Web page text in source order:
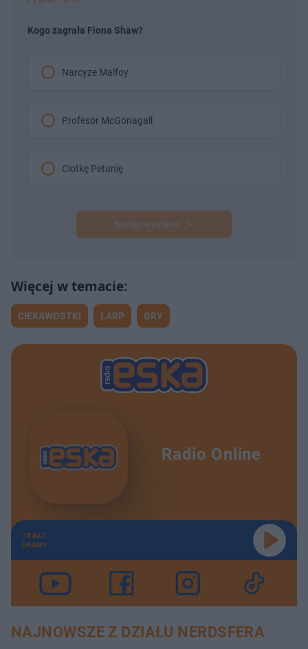
Kogo zagrała Fiona Shaw?
Narcyze Malfoy
Profesor McGonagall
Ciotkę Petunię
Następne pytanie
CIEKAWOSTKI LARP GRY
Radio Online
TERAZ
GRAMY
NAJNOWSZE Z DZIAŁU NERDSFERA